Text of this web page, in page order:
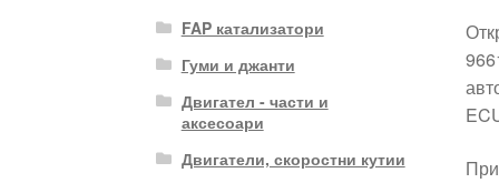
FAP катализатори
Гуми и джанти
Двигател - части и
аксесоари
Двигатели, скоростни кутии